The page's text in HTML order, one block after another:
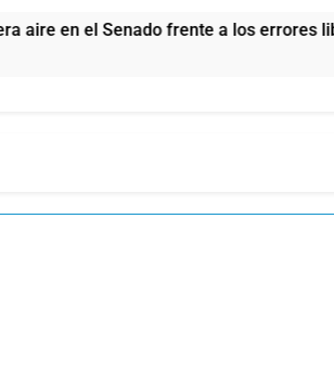
el Senado frente a los errores libertarios